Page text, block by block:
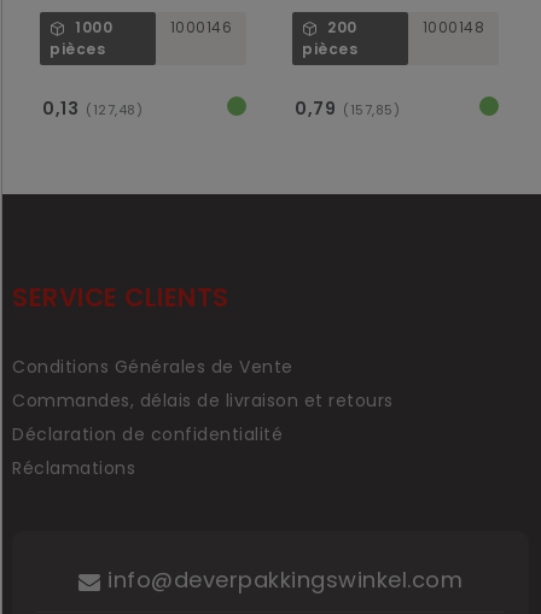
1000
pièces
1000146
0,13 (127,48)
200
pièces
1000148
0,79 (157,85)
SERVICE CLIENTS
Conditions Générales de Vente
Commandes, délais de livraison et retours
Déclaration de confidentialité
Réclamations
info@deverpakkingswinkel.com